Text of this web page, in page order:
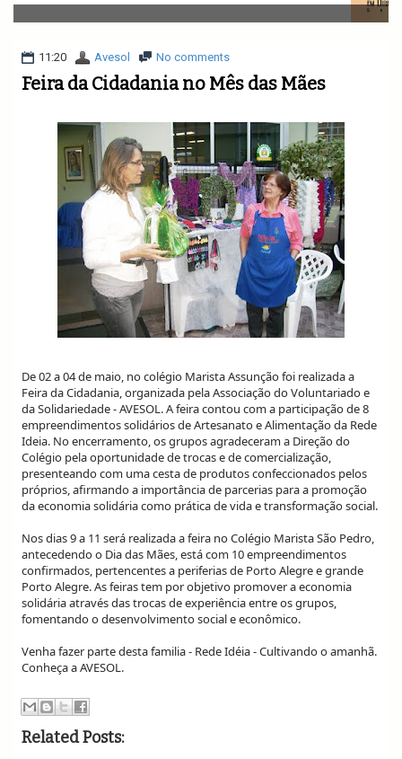
v
i
a
i
n
11:20 Avesol No comments
Feira da Cidadania no Mês das Mães
De 02 a 04 de maio, no colégio Marista Assunção foi realizada a
Feira da Cidadania, organizada pela Associação do Voluntariado e
da Solidariedade - AVESOL. A feira contou com a participação de 8
empreendimentos solidários de Artesanato e Alimentação da Rede
Ideia. No encerramento, os grupos agradeceram a Direção do
Colégio pela oportunidade de trocas e de comercialização,
presenteando com uma cesta de produtos confeccionados pelos
próprios, afirmando a importância de parcerias para a promoção
da economia solidária como prática de vida e transformação social.
Nos dias 9 a 11 será realizada a feira no Colégio Marista São Pedro,
antecedendo o Dia das Mães, está com 10 empreendimentos
confirmados, pertencentes a periferias de Porto Alegre e grande
Porto Alegre. As feiras tem por objetivo promover a economia
solidária através das trocas de experiência entre os grupos,
fomentando o desenvolvimento social e econômico.
Venha fazer parte desta familia - Rede Idéia - Cultivando o amanhã.
Conheça a AVESOL.
Related Posts: